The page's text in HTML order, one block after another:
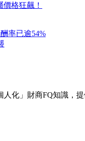
格狂飆！
率已逾54%
化」財商FQ知識